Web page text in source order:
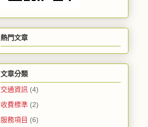
熱門文章
文章分類
交通資訊 (4)
收費標準 (2)
服務項目 (6)